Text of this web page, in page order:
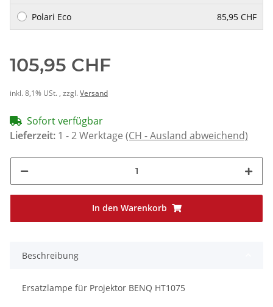
Polari Eco 85,95 CHF
105,95 CHF
inkl. 8,1% USt. , zzgl.Versand
Sofort verfügbar
Lieferzeit: 1 - 2 Werktage (CH - Ausland abweichend)
In den Warenkorb
Beschreibung
Ersatzlampe für Projektor BENQ HT1075